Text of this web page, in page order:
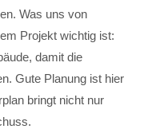
Was uns von
Projekt wichtig ist:
damit die
Gute Planung ist hier
bringt nicht nur